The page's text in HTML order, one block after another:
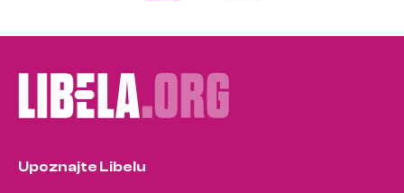
pagination
Upoznajte Libelu